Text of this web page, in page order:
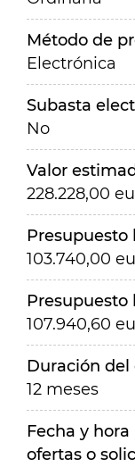
Método de
Electrónica
Subasta
No
Valor
228.228,00
Presupuesto
103.740,00
Presupuesto
107.940,60
Duración
12 meses
Fecha y
ofertas o